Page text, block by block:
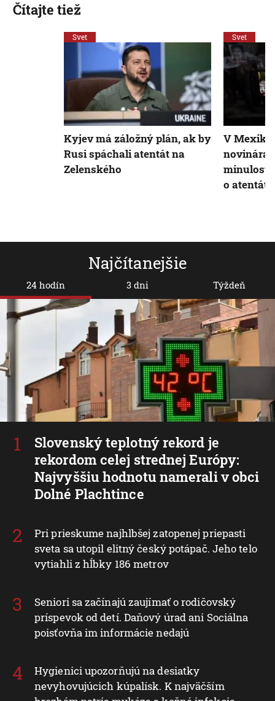
Najčítanejšie
24 hodín
Slovenský teplotný rekord je
rekordom celej strednej Európy:
Najvyššiu hodnotu namerali v obci
Dolné Plachtince
Pri prieskume najhlbšej zatopenej priepasti
sveta sa utopil elitný český potápač. Jeho telo
vytiahli z hĺbky 186 metrov
Seniori sa začínajú zaujímať o rodičovský
príspevok od detí. Daňový úrad ani Sociálna
poisťovňa im informácie nedajú
Hygienici upozorňujú na desiatky
nevyhovujúcich kúpalísk. K najväčším
3 dni Týždeň
Čítajte tiež
Svet
Kyjev má záložný plán, ak by
Rusi spáchali atentát na
Zelenského
Svet
V Mexiku
novinára.
minulosti
o atentát